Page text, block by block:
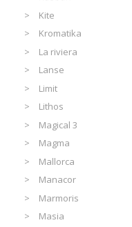
Kite
Kromatika
La riviera
Lanse
Limit
Lithos
Magical 3
Magma
Mallorca
Manacor
Marmoris
Masia